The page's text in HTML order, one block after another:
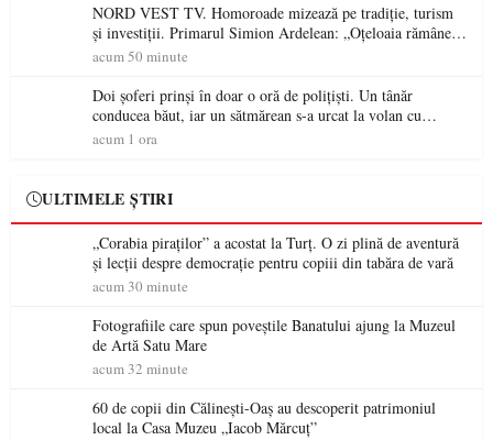
NORD VEST TV. Homoroade mizează pe tradiție, turism
și investiții. Primarul Simion Ardelean: „Oțeloaia rămâne
un brand al Codrului”
acum 50 minute
Doi șoferi prinși în doar o oră de polițiști. Un tânăr
conducea băut, iar un sătmărean s-a urcat la volan cu
permisul suspendat
acum 1 ora
ULTIMELE ȘTIRI
„Corabia piraților” a acostat la Turț. O zi plină de aventură
și lecții despre democrație pentru copiii din tabăra de vară
acum 30 minute
Fotografiile care spun poveștile Banatului ajung la Muzeul
de Artă Satu Mare
acum 32 minute
60 de copii din Călinești-Oaș au descoperit patrimoniul
local la Casa Muzeu „Iacob Mărcuț”